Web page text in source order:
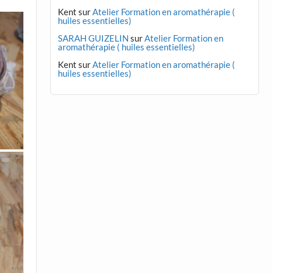
Kent surAtelier Formation en aromathérapie (
huiles essentielles)
SARAH GUIZELIN surAtelier Formation en
aromathérapie ( huiles essentielles)
Kent surAtelier Formation en aromathérapie (
huiles essentielles)